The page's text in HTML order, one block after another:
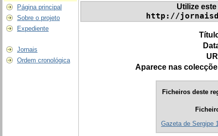
Página principal
Sobre o projeto
Expediente
Jornais
Ordem cronológica
Utilize
http://
Aparece nas
Ficheiros deste
Gazeta de Sergipe